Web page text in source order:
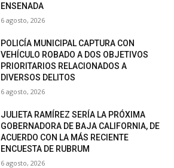
ENSENADA
6 agosto, 2026
POLICÍA MUNICIPAL CAPTURA CON
VEHÍCULO ROBADO A DOS OBJETIVOS
PRIORITARIOS RELACIONADOS A
DIVERSOS DELITOS
6 agosto, 2026
JULIETA RAMÍREZ SERÍA LA PRÓXIMA
GOBERNADORA DE BAJA CALIFORNIA, DE
ACUERDO CON LA MÁS RECIENTE
ENCUESTA DE RUBRUM
6 agosto, 2026